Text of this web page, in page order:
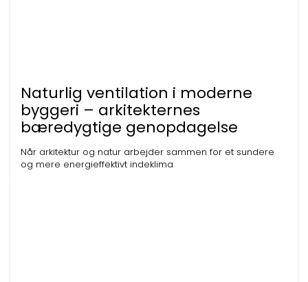
Naturlig ventilation i moderne
byggeri – arkitekternes
bæredygtige genopdagelse
Når arkitektur og natur arbejder sammen for et sundere
og mere energieffektivt indeklima